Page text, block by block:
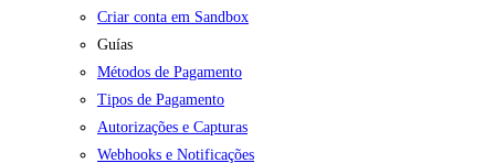
Criar conta em Sandbox
Guías
Métodos de Pagamento
Tipos de Pagamento
Autorizações e Capturas
Webhooks e Notificações